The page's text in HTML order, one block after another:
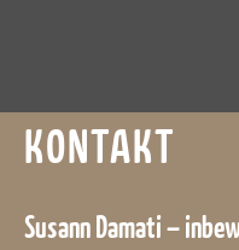
Susann Damati –
KONTAKT